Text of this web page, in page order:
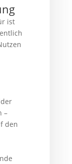
ist
–
den